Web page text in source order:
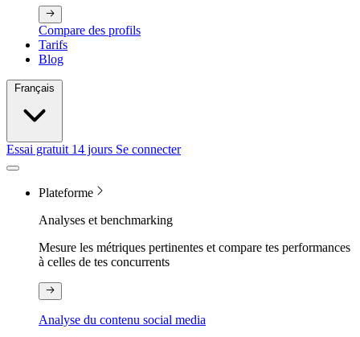
Compare des profils
Tarifs
Blog
Essai gratuit 14 jours Se connecter
Plateforme
Analyses et benchmarking
Mesure les métriques pertinentes et compare tes performances
à celles de tes concurrents
Analyse du contenu social media